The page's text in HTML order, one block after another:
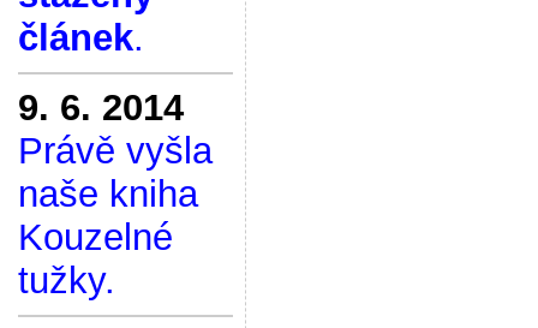
článek.
9. 6. 2014
Právě vyšla
naše kniha
Kouzelné
tužky.